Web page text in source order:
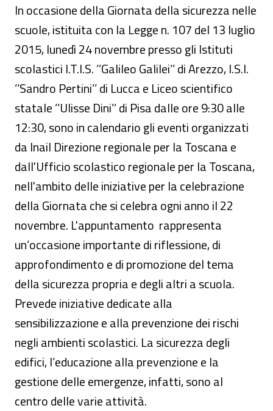
In occasione della Giornata della sicurezza nelle
scuole, istituita con la Legge n. 107 del 13 luglio
2015, lunedì 24 novembre presso gli Istituti
scolastici I.T.I.S. ’’Galileo Galilei’’ di Arezzo, I.S.I.
’’Sandro Pertini’’ di Lucca e Liceo scientifico
statale ’’Ulisse Dini’’ di Pisa dalle ore 9:30 alle
12:30, sono in calendario gli eventi organizzati
da Inail Direzione regionale per la Toscana e
dall'Ufficio scolastico regionale per la Toscana,
nell'ambito delle iniziative per la celebrazione
della Giornata che si celebra ogni anno il 22
novembre. L'appuntamento rappresenta
un’occasione importante di riflessione, di
approfondimento e di promozione del tema
della sicurezza propria e degli altri a scuola.
Prevede iniziative dedicate alla
sensibilizzazione e alla prevenzione dei rischi
negli ambienti scolastici. La sicurezza degli
edifici, l’educazione alla prevenzione e la
gestione delle emergenze, infatti, sono al
centro delle varie attività.